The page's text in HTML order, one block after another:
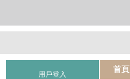
用戶登入
首頁